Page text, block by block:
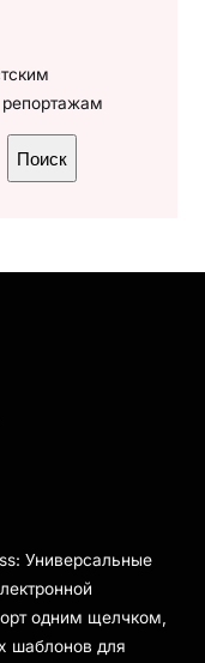
Поиск
Универсальные
одним щелчком,
шаблонов для